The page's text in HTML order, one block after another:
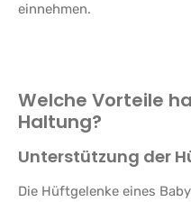
einnehmen.
Welche Vorteile
Haltung?
Unterstützung der
Die Hüftgelenke eines